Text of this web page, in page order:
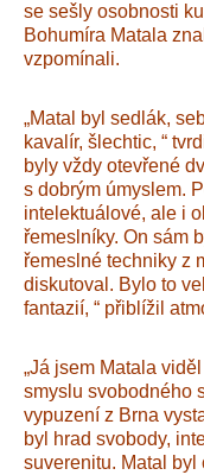
se sešly osobnosti
Bohumíra Matala
vzpomínali.
„Matal byl sedlák,
kavalír, šlechtic, “
byly vždy otevřené
s dobrým úmyslem.
intelektuálové, ale i
řemeslníky. On sám
řemeslné techniky z
diskutoval. Bylo to
fantazií, “ přiblížil
„Já jsem Matala
smyslu svobodného
vypuzení z Brna
byl hrad svobody,
suverenitu. Matal byl